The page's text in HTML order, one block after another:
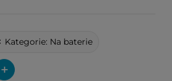
Kategorie: Na baterie
+